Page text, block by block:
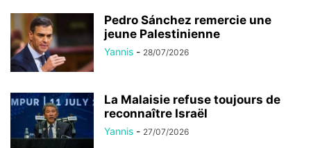
Pedro Sánchez remercie une
jeune Palestinienne
Yannis - 28/07/2026
La Malaisie refuse toujours de
reconnaître Israël
Yannis - 27/07/2026